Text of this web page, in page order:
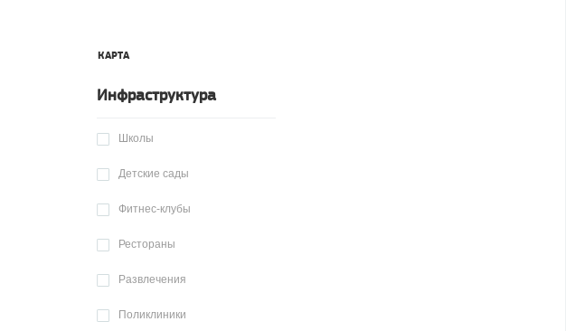
КАРТА
Инфраструктура
Школы
Детские сады
Фитнес-клубы
Рестораны
Развлечения
Поликлиники